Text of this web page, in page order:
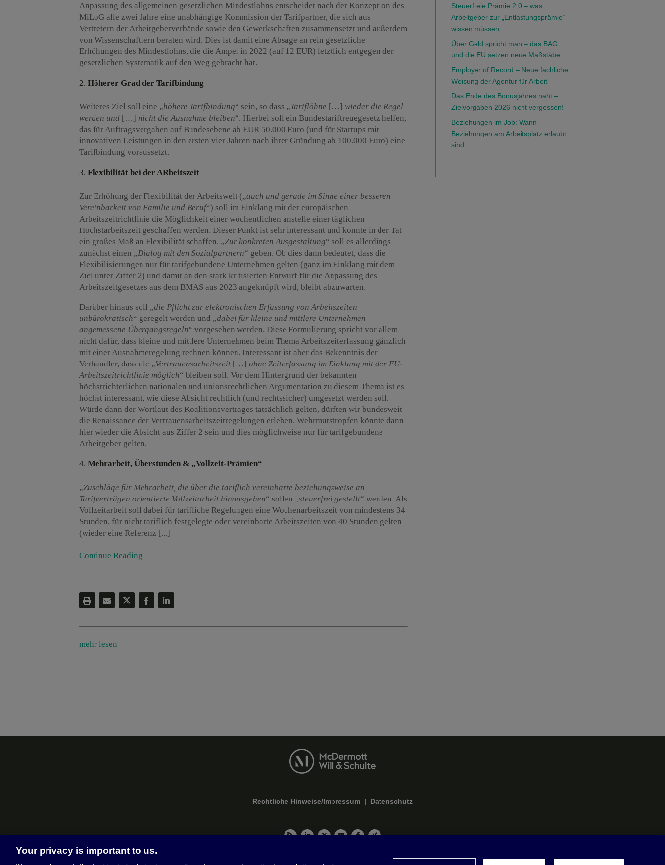
Anpassung des allgemeinen gesetzlichen Mindestlohns entscheidet nach der Konzeption des
MiLoG alle zwei Jahre eine unabhängige Kommission der Tarifpartner, die sich aus
Vertretern der Arbeitgeberverbände sowie den Gewerkschaften zusammensetzt und außerdem
von Wissenschaftlern beraten wird. Dies ist damit eine Absage an rein gesetzliche
Erhöhungen des Mindestlohns, die die Ampel in 2022 (auf 12 EUR) letztlich entgegen der
gesetzlichen Systematik auf den Weg gebracht hat.
Höherer Grad der Tarifbindung
Weiteres Ziel soll eine „höhere Tarifbindung“ sein, so dass „Tariflöhne […] wieder die Regel
werden und […] nicht die Ausnahme bleiben“. Hierbei soll ein Bundestariftreuegesetz helfen,
das für Auftragsvergaben auf Bundesebene ab EUR 50.000 Euro (und für Startups mit
innovativen Leistungen in den ersten vier Jahren nach ihrer Gründung ab 100.000 Euro) eine
Tarifbindung voraussetzt.
Flexibilität bei der ARbeitszeit
Zur Erhöhung der Flexibilität der Arbeitswelt („auch und gerade im Sinne einer besseren
Vereinbarkeit von Familie und Beruf“) soll im Einklang mit der europäischen
Arbeitszeitrichtlinie die Möglichkeit einer wöchentlichen anstelle einer täglichen
Höchstarbeitszeit geschaffen werden. Dieser Punkt ist sehr interessant und könnte in der Tat
ein großes Maß an Flexibilität schaffen. „Zur konkreten Ausgestaltung“ soll es allerdings
zunächst einen „Dialog mit den Sozialpartnern“ geben. Ob dies dann bedeutet, dass die
Flexibilisierungen nur für tarifgebundene Unternehmen gelten (ganz im Einklang mit dem
Ziel unter Ziffer 2) und damit an den stark kritisierten Entwurf für die Anpassung des
Arbeitszeitgesetzes aus dem BMAS aus 2023 angeknüpft wird, bleibt abzuwarten.
Darüber hinaus soll „die Pflicht zur elektronischen Erfassung von Arbeitszeiten
unbürokratisch“ geregelt werden und „dabei für kleine und mittlere Unternehmen
angemessene Übergangsregeln“ vorgesehen werden. Diese Formulierung spricht vor allem
nicht dafür, dass kleine und mittlere Unternehmen beim Thema Arbeitszeiterfassung gänzlich
mit einer Ausnahmeregelung rechnen können. Interessant ist aber das Bekenntnis der
Verhandler, dass die „Vertrauensarbeitszeit […] ohne Zeiterfassung im Einklang mit der EU-
Arbeitszeitrichtlinie möglich“ bleiben soll. Vor dem Hintergrund der bekannten
höchstrichterlichen nationalen und unionsrechtlichen Argumentation zu diesem Thema ist es
höchst interessant, wie diese Absicht rechtlich (und rechtssicher) umgesetzt werden soll.
Würde dann der Wortlaut des Koalitionsvertrages tatsächlich gelten, dürften wir bundesweit
die Renaissance der Vertrauensarbeitszeitregelungen erleben. Wehrmutstropfen könnte dann
hier wieder die Absicht aus Ziffer 2 sein und dies möglichweise nur für tarifgebundene
Arbeitgeber gelten.
Mehrarbeit, Überstunden & „Vollzeit-Prämien“
„Zuschläge für Mehrarbeit, die über die tariflich vereinbarte beziehungsweise an
Tarifverträgen orientierte Vollzeitarbeit hinausgehen“ sollen „steuerfrei gestellt“ werden. Als
Vollzeitarbeit soll dabei für tarifliche Regelungen eine Wochenarbeitszeit von mindestens 34
Stunden, für nicht tariflich festgelegte oder vereinbarte Arbeitszeiten von 40 Stunden gelten
(wieder eine Referenz [...]
Continue Reading
mehr lesen
Steuerfreie Prämie 2.0 – was
Arbeitgeber zur „Entlastungsprämie“
wissen müssen
Über Geld spricht man – das BAG
und die EU setzen neue Maßstäbe
Employer of Record – Neue fachliche
Weisung der Agentur für Arbeit
Das Ende des Bonusjahres naht –
Zielvorgaben 2026 nicht vergessen!
Beziehungen im Job: Wann
Beziehungen am Arbeitsplatz erlaubt
sind
Rechtliche Hinweise/Impressum | Datenschutz
Your privacy is important to us.